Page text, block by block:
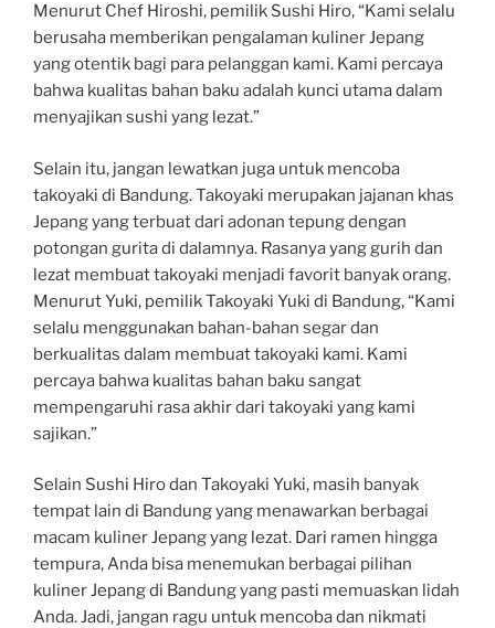
Menurut Chef Hiroshi, pemilik Sushi Hiro, “Kami selalu
berusaha memberikan pengalaman kuliner Jepang
yang otentik bagi para pelanggan kami. Kami percaya
bahwa kualitas bahan baku adalah kunci utama dalam
menyajikan sushi yang lezat.”
Selain itu, jangan lewatkan juga untuk mencoba
takoyaki di Bandung. Takoyaki merupakan jajanan khas
Jepang yang terbuat dari adonan tepung dengan
potongan gurita di dalamnya. Rasanya yang gurih dan
lezat membuat takoyaki menjadi favorit banyak orang.
Menurut Yuki, pemilik Takoyaki Yuki di Bandung, “Kami
selalu menggunakan bahan-bahan segar dan
berkualitas dalam membuat takoyaki kami. Kami
percaya bahwa kualitas bahan baku sangat
mempengaruhi rasa akhir dari takoyaki yang kami
sajikan.”
Selain Sushi Hiro dan Takoyaki Yuki, masih banyak
tempat lain di Bandung yang menawarkan berbagai
macam kuliner Jepang yang lezat. Dari ramen hingga
tempura, Anda bisa menemukan berbagai pilihan
kuliner Jepang di Bandung yang pasti memuaskan lidah
Anda. Jadi, jangan ragu untuk mencoba dan nikmati